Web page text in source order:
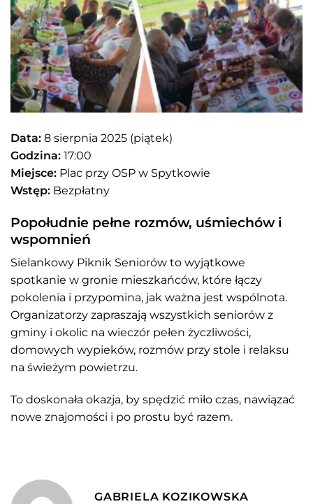
Data: 8 sierpnia 2025 (piątek)
Godzina: 17:00
Miejsce: Plac przy OSP w Spytkowie
Wstęp: Bezpłatny
Popołudnie pełne rozmów, uśmiechów i
wspomnień
Sielankowy Piknik Seniorów to wyjątkowe
spotkanie w gronie mieszkańców, które łączy
pokolenia i przypomina, jak ważna jest wspólnota.
Organizatorzy zapraszają wszystkich seniorów z
gminy i okolic na wieczór pełen życzliwości,
domowych wypieków, rozmów przy stole i relaksu
na świeżym powietrzu.
To doskonała okazja, by spędzić miło czas, nawiązać
nowe znajomości i po prostu być razem.
GABRIELA KOZIKOWSKA